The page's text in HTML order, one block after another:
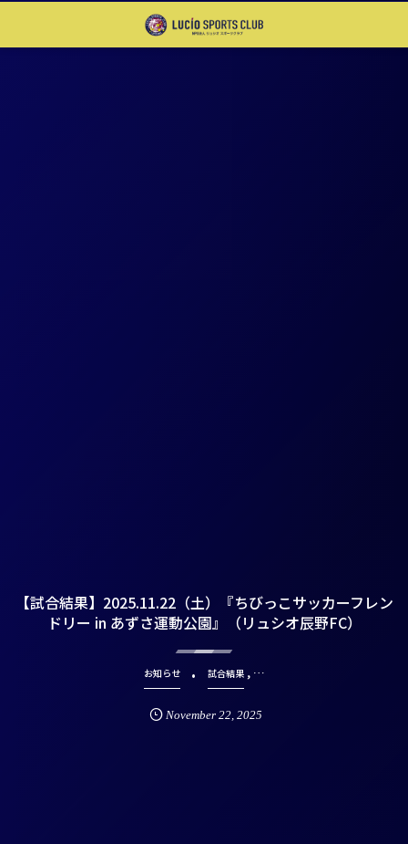
【試合結果】2025.11.22（土）『ちびっこサッカーフレン
ドリー in あずさ運動公園』（リュシオ辰野FC）
お知らせ 試合結果, …
November 22, 2025